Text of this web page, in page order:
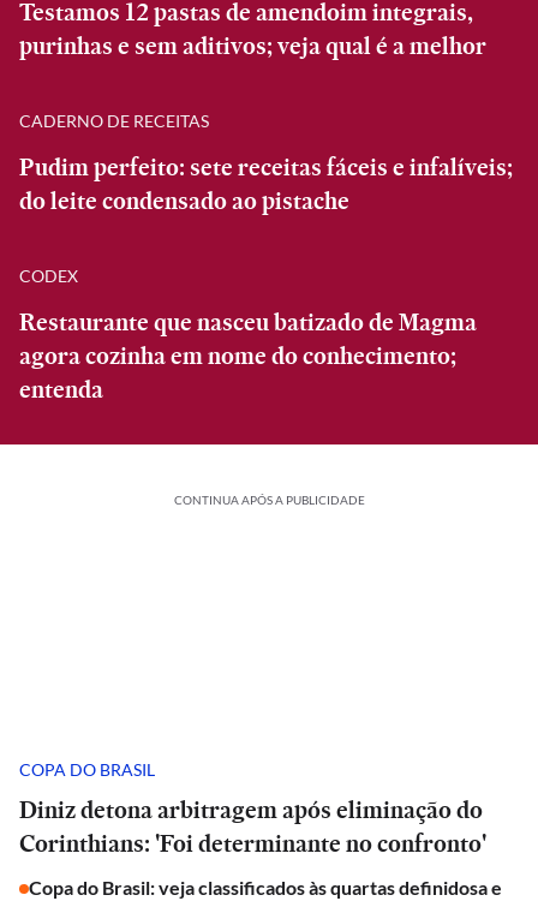
Testamos 12 pastas de amendoim integrais,
purinhas e sem aditivos; veja qual é a melhor
CADERNO DE RECEITAS
Pudim perfeito: sete receitas fáceis e infalíveis;
do leite condensado ao pistache
CODEX
Restaurante que nasceu batizado de Magma
agora cozinha em nome do conhecimento;
entenda
CONTINUA APÓS A PUBLICIDADE
COPA DO BRASIL
Diniz detona arbitragem após eliminação do
Corinthians: 'Foi determinante no confronto'
Copa do Brasil: veja classificados às quartas definidosa e